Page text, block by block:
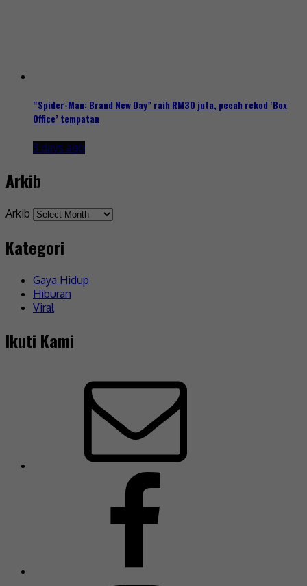
“Spider-Man: Brand New Day” raih RM30 juta, pecah rekod ‘Box
Office’ tempatan
3 days ago
Arkib
Arkib
Kategori
Gaya Hidup
Hiburan
Viral
Ikuti Kami